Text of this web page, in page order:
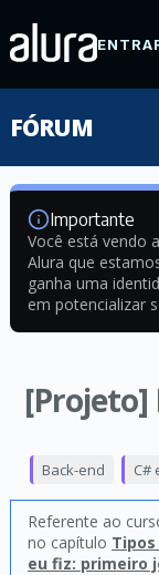
FÓRUM
Importante
Você está vendo
Alura que
ganha uma
em potencializar
[Projeto]
Back-end C#
Referente ao
no capítulo
eu fiz: primeiro